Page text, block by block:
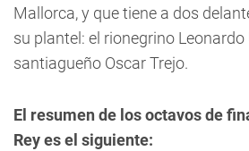
Mallorca, y que tiene a dos
su plantel: el rionegrino Leonardo
santiagueño Oscar Trejo.
El resumen de los octavos de
Rey es el siguiente: